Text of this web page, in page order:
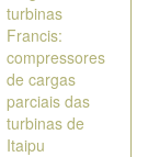
turbinas
Francis:
compressores
de cargas
parciais das
turbinas de
Itaipu